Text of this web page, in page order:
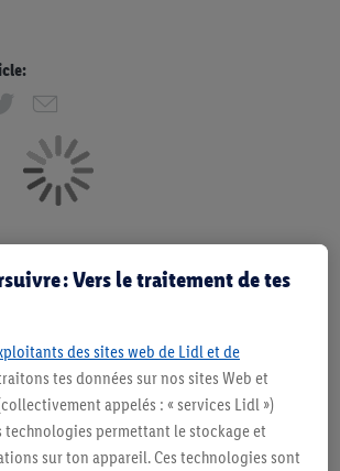
des stocks disponibles. Vente limitée à des
ménage. Vendu sans décoration. Les produits faisant
les produits NonFood, ne font pas partie de
permanents. Ill. semblables.
: Vers le traitement de tes
des sites web de Lidl et de
tes données sur nos sites Web et
appelés : « services Lidl »)
permettant le stockage et
sur ton appareil. Ces technologies sont